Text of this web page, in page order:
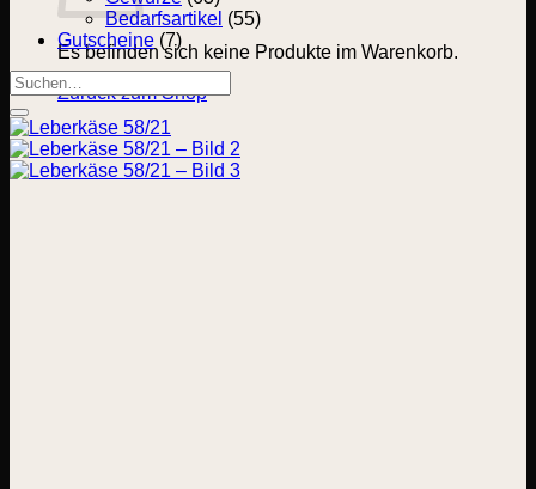
Es befinden sich keine Produkte im Warenkorb.
Zurück zum Shop
Bedarfsartikel (55)
Gutscheine (7)
Suchen
nach: